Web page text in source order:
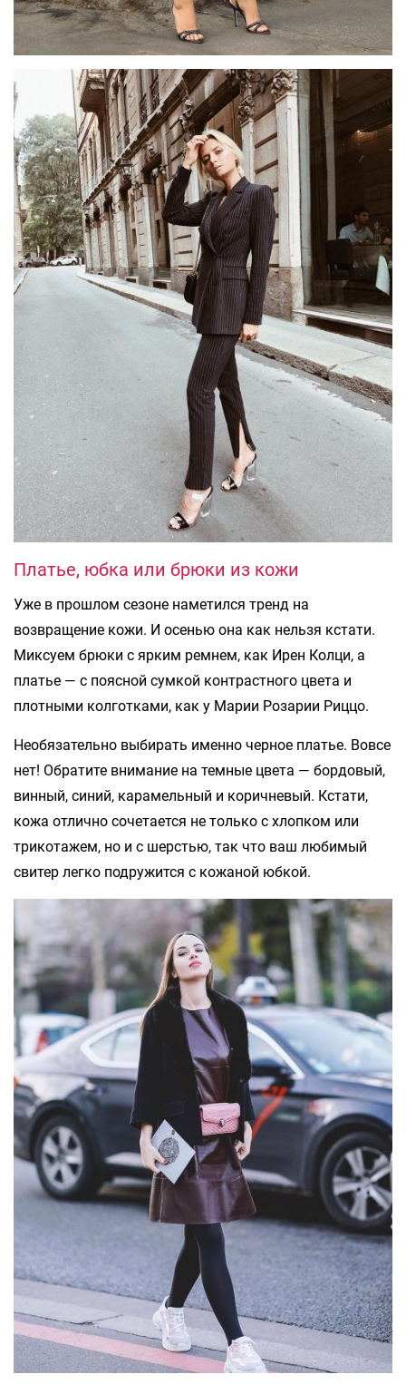
Платье, юбка или брюки из кожи
Уже в прошлом сезоне наметился тренд на
возвращение кожи. И осенью она как нельзя кстати.
Миксуем брюки с ярким ремнем, как Ирен Колци, а
платье — с поясной сумкой контрастного цвета и
плотными колготками, как у Марии Розарии Риццо.
Необязательно выбирать именно черное платье. Вовсе
нет! Обратите внимание на темные цвета — бордовый,
винный, синий, карамельный и коричневый. Кстати,
кожа отлично сочетается не только с хлопком или
трикотажем, но и с шерстью, так что ваш любимый
свитер легко подружится с кожаной юбкой.